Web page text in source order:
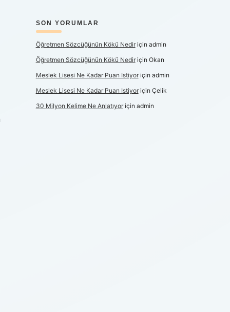
SON YORUMLAR
Öğretmen Sözcüğünün Kökü Nediriçin admin
Öğretmen Sözcüğünün Kökü Nediriçin Okan
Meslek Lisesi Ne Kadar Puan Istiyoriçin admin
Meslek Lisesi Ne Kadar Puan Istiyoriçin Çelik
30 Milyon Kelime Ne Anlatıyoriçin admin